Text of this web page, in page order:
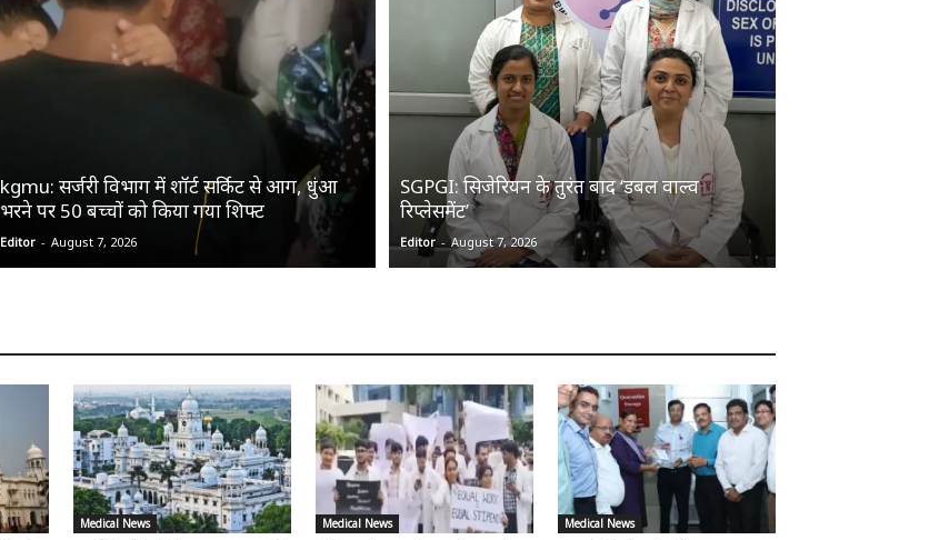
kgmu: सर्जरी विभाग में शॉर्ट सर्किट से आग, धुंआ
भरने पर 50 बच्चों को किया गया शिफ्ट
Editor - August 7, 2026
SGPGI: सिजेरियन के तुरंत बाद ‘डबल वाल्व
रिप्लेसमेंट’
Editor - August 7, 2026
Medical News Medical News Medical News